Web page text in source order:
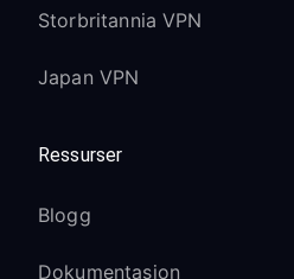
Storbritannia VPN
Japan VPN
Ressurser
Blogg
Dokumentasjon